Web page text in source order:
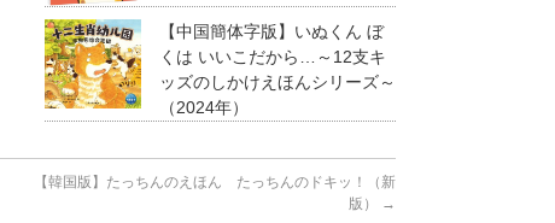
【中国簡体字版】いぬくん ぼ
くは いいこだから…～12支キ
ッズのしかけえほんシリーズ～
（2024年）
【韓国版】たっちんのえほん たっちんのドキッ！（新
版）
→